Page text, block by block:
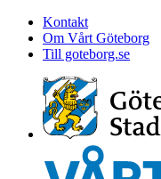
Kontakt
Om Vårt Göteborg
Till goteborg.se